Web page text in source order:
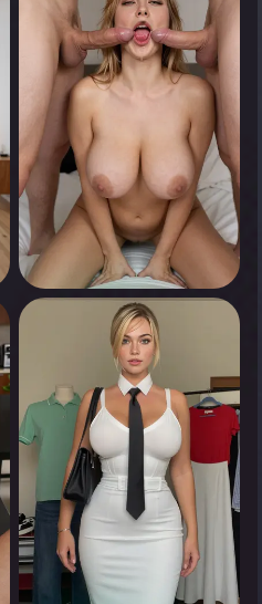
Appuyez pour voir
Appuyez pour voir